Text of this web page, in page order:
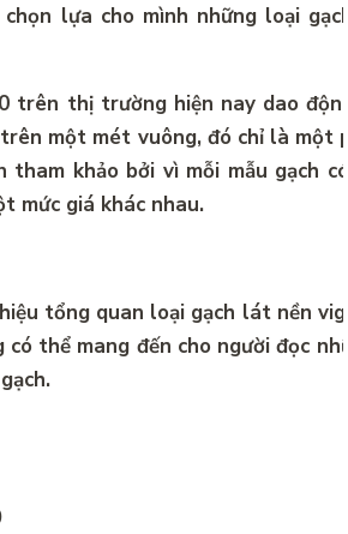
lựa cho mình những loại
trên thị trường hiện nay dao
một mét vuông, đó chỉ là một
khảo bởi vì mỗi mẫu gạch
mức giá khác nhau.
tổng quan loại gạch lát nền
có thể mang đến cho người đọc